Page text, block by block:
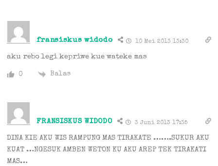
fransiskus widodo 10 Mei 2013 13:30
aku rebo legi kepriwe kue wateke mas
0 Balas
FRANSISKUS WIDODO 3 Juni 2013 17:35
DINA KIE AKU WIS RAMPUNG MAS TIRAKATE …….SUKUR AKU
KUAT …NGESUK AMBEN WETON KU AKU AREP TEK TIRAKATI
MAS…